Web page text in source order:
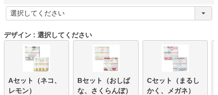
(
必
)
デザイン 選択してください
Aセット（ネコ、
レモン）
Bセット（おしば
な、さくらんぼ）
Cセット（まるし
かく、メガネ）